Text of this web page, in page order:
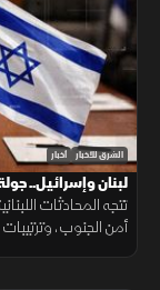
الشرق للأخبار أخبار
لبنان وإسرائيل..
تتجه المحادثات
أمن الجنوب،